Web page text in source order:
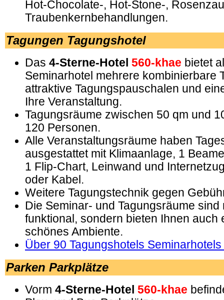
Hot-Chocolate-, Hot-Stone-,
Traubenkernbehandlungen.
Tagungen Tagungshotel
Das 4-Sterne-Hotel 560-khae bietet
Seminarhotel mehrere kombinierbare
attraktive Tagungspauschalen und
Ihre Veranstaltung.
Tagungsräume zwischen 50 qm und
120 Personen.
Alle Veranstaltungsräume haben
ausgestattet mit Klimaanlage, 1
1 Flip-Chart, Leinwand und
oder Kabel.
Weitere Tagungstechnik gegen
Die Seminar- und Tagungsräume sind
funktional, sondern bieten Ihnen auch
schönes Ambiente.
Über 90 Tagungshotels
Parken Parkplätze
Vorm 4-Sterne-Hotel 560-khae